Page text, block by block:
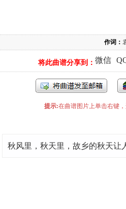
作词：
将此曲谱分享到： 微信
提示:在曲谱图片上单击右键
秋风里，秋天里，故乡的秋天让